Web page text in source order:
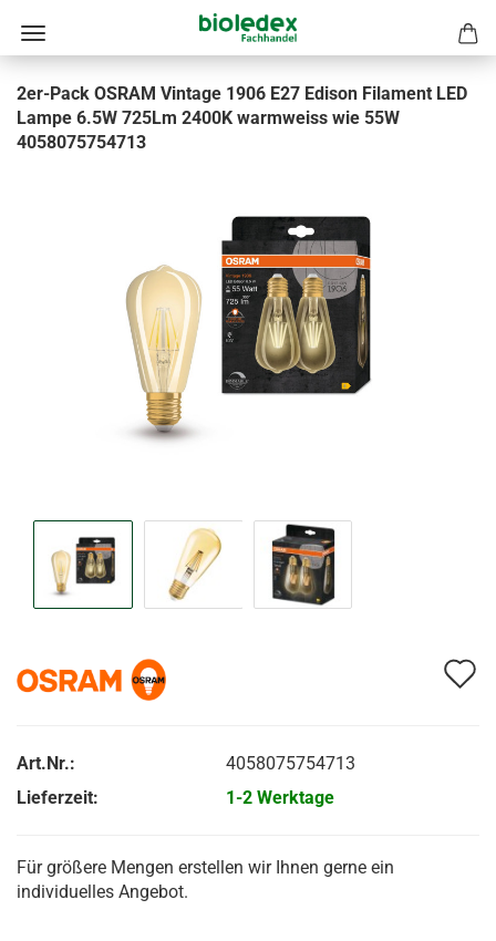
2er-Pack OSRAM Vintage 1906 E27 Edison Filament LED
Lampe 6.5W 725Lm 2400K warmweiss wie 55W
4058075754713
Art.Nr.:
4058075754713
Lieferzeit:
1-2 Werktage
Für größere Mengen erstellen wir Ihnen gerne ein
individuelles Angebot.